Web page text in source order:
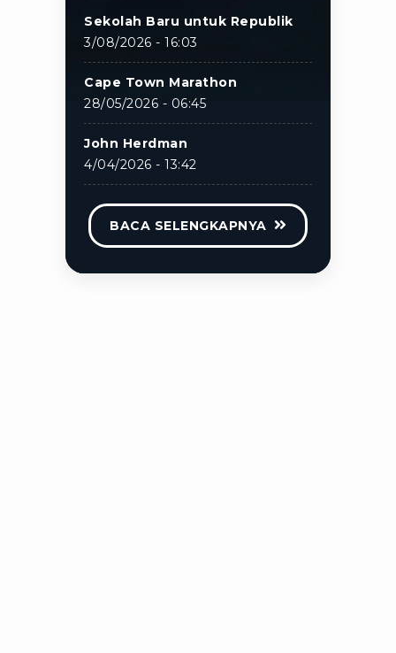
Sekolah Baru untuk Republik
3/08/2026 - 16:03
Cape Town Marathon
28/05/2026 - 06:45
John Herdman
4/04/2026 - 13:42
BACA SELENGKAPNYA